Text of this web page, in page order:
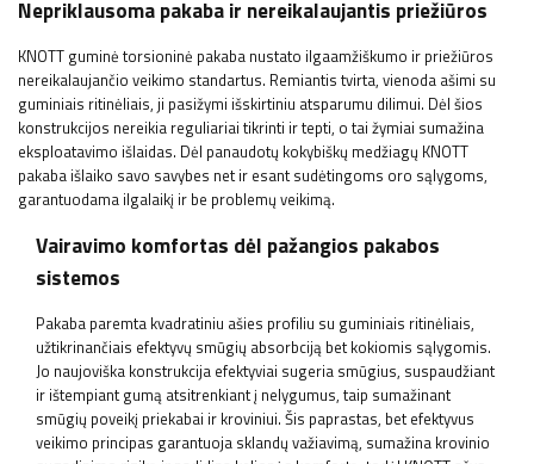
Nepriklausoma pakaba ir nereikalaujantis priežiūros
KNOTT guminė torsioninė pakaba nustato ilgaamžiškumo ir priežiūros
nereikalaujančio veikimo standartus. Remiantis tvirta, vienoda ašimi su
guminiais ritinėliais, ji pasižymi išskirtiniu atsparumu dilimui. Dėl šios
konstrukcijos nereikia reguliariai tikrinti ir tepti, o tai žymiai sumažina
eksploatavimo išlaidas. Dėl panaudotų kokybiškų medžiagų KNOTT
pakaba išlaiko savo savybes net ir esant sudėtingoms oro sąlygoms,
garantuodama ilgalaikį ir be problemų veikimą.
Vairavimo komfortas dėl pažangios pakabos
sistemos
Pakaba paremta kvadratiniu ašies profiliu su guminiais ritinėliais,
užtikrinančiais efektyvų smūgių absorbciją bet kokiomis sąlygomis.
Jo naujoviška konstrukcija efektyviai sugeria smūgius, suspaudžiant
ir ištempiant gumą atsitrenkiant į nelygumus, taip sumažinant
smūgių poveikį priekabai ir kroviniui. Šis paprastas, bet efektyvus
veikimo principas garantuoja sklandų važiavimą, sumažina krovinio